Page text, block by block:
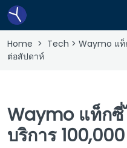
Home > Tech > Waymo แท็
ต่อสัปดาห์
Waymo แท็ก
บริการ